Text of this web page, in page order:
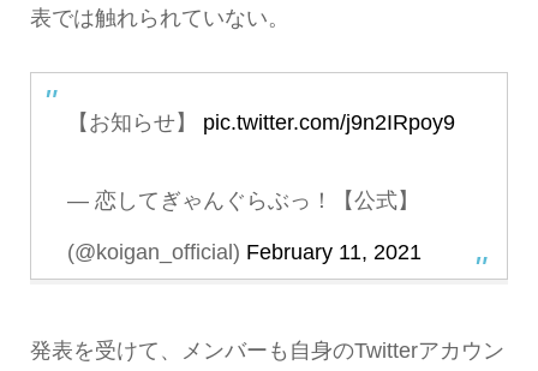
表では触れられていない。
【お知らせ】 pic.twitter.com/j9n2IRpoy9
— 恋してぎゃんぐらぶっ！【公式】
(@koigan_official) February 11, 2021
発表を受けて、メンバーも自身のTwitterアカウン